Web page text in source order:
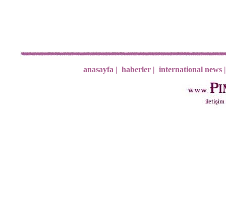
anasayfa | haberler | international news |